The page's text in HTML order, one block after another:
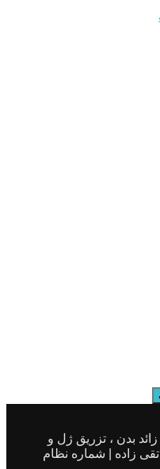
بدن ، تزریق ژل و
زاده | شماره نظام